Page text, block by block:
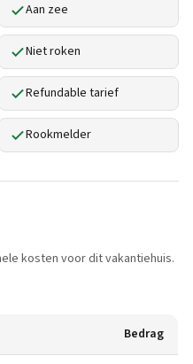
Aan zee
Niet roken
Refundable tarief
Rookmelder
kosten voor dit vakantiehuis.
Bedrag